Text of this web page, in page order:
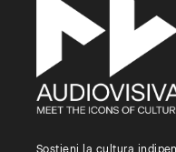
Sostieni la cultura